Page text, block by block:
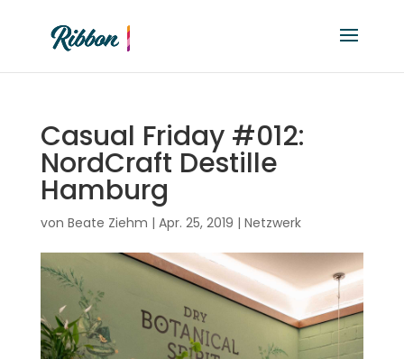
Casual Friday #012:
NordCraft Destille
Hamburg
von Beate Ziehm | Apr. 25, 2019 | Netzwerk